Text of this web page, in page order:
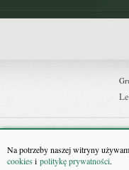
Na potrzeby naszej witryny
cookiesi politykę prywatności.